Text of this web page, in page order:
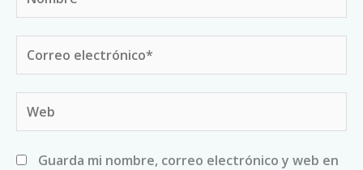
Correo
electrónico*
Web
Guarda mi nombre, correo electrónico y web en